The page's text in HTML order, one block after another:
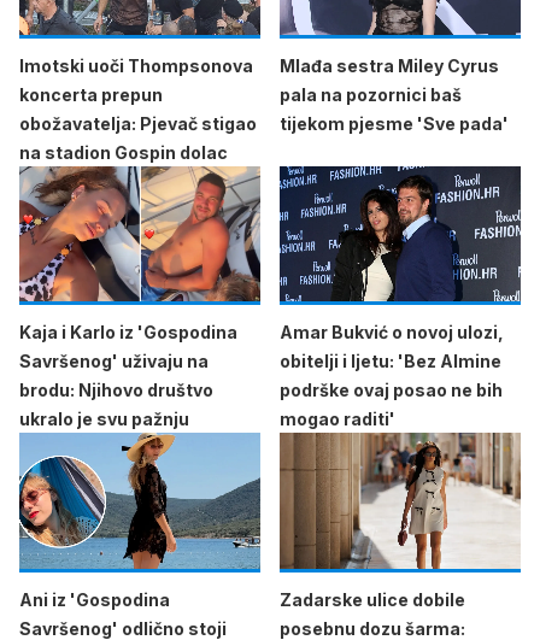
Imotski uoči Thompsonova
koncerta prepun
obožavatelja: Pjevač stigao
na stadion Gospin dolac
Mlađa sestra Miley Cyrus
pala na pozornici baš
tijekom pjesme 'Sve pada'
Kaja i Karlo iz 'Gospodina
Savršenog' uživaju na
brodu: Njihovo društvo
ukralo je svu pažnju
Amar Bukvić o novoj ulozi,
obitelji i ljetu: 'Bez Almine
podrške ovaj posao ne bih
mogao raditi'
Ani iz 'Gospodina
Savršenog' odlično stoji
Zadarske ulice dobile
posebnu dozu šarma: